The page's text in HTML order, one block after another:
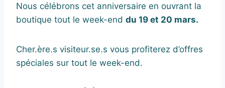
Nous célébrons cet anniversaire en ouvrant la
boutique tout le week-end du 19 et 20 mars.
Cher.ère.s visiteur.se.s vous profiterez d’offres
spéciales sur tout le week-end.